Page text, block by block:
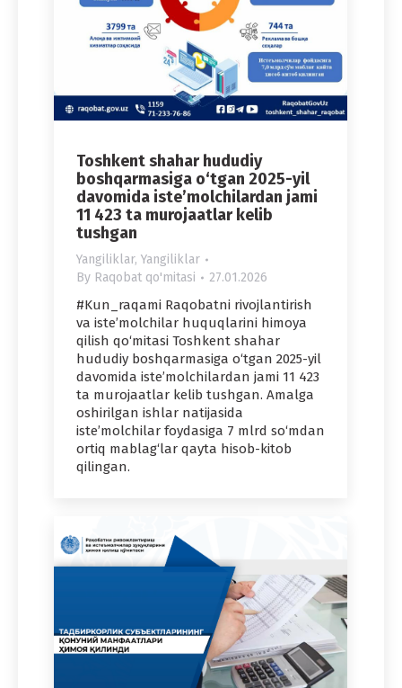
Toshkent shahar hududiy
boshqarmasiga o‘tgan 2025-yil
davomida iste’molchilardan jami
11 423 ta murojaatlar kelib
tushgan
Yangiliklar, Yangiliklar
By Raqobat qo'mitasi 27.01.2026
#Kun_raqami Raqobatni rivojlantirish
va iste’molchilar huquqlarini himoya
qilish qo‘mitasi Toshkent shahar
hududiy boshqarmasiga o‘tgan 2025-yil
davomida iste’molchilardan jami 11 423
ta murojaatlar kelib tushgan. Amalga
oshirilgan ishlar natijasida
iste’molchilar foydasiga 7 mlrd so‘mdan
ortiq mablag‘lar qayta hisob-kitob
qilingan.